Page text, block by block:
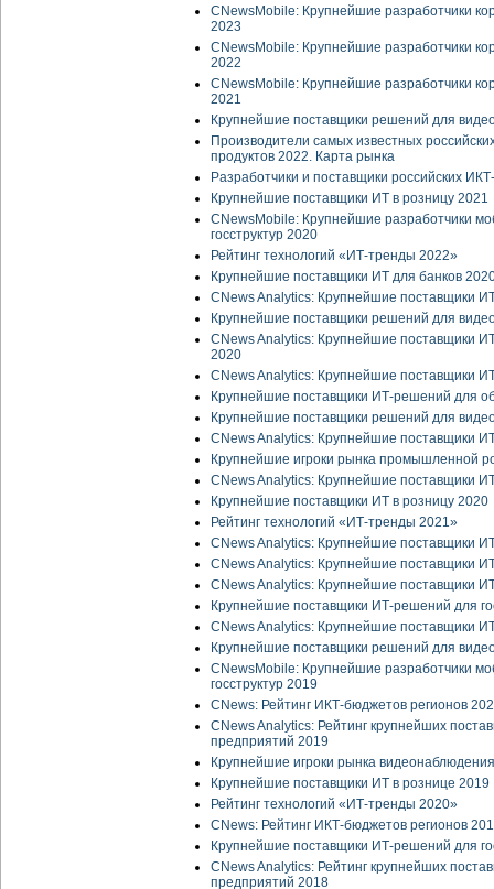
CNewsMobile: Крупнейшие разработчики
2023
CNewsMobile: Крупнейшие разработчики
2022
CNewsMobile: Крупнейшие разработчики
2021
Крупнейшие поставщики решений для
Производители самых известных
продуктов 2022. Карта рынка
Разработчики и поставщики российских
Крупнейшие поставщики ИТ в розницу 2021
CNewsMobile: Крупнейшие разработчики
госструктур 2020
Рейтинг технологий «ИТ-тренды 2022»
Крупнейшие поставщики ИТ для банков
CNews Analytics: Крупнейшие поставщики
Крупнейшие поставщики решений для
CNews Analytics: Крупнейшие поставщики
2020
CNews Analytics: Крупнейшие поставщики
Крупнейшие поставщики ИТ-решений для
Крупнейшие поставщики решений для
CNews Analytics: Крупнейшие поставщики
Крупнейшие игроки рынка промышленной
CNews Analytics: Крупнейшие поставщики
Крупнейшие поставщики ИТ в розницу 2020
Рейтинг технологий «ИТ-тренды 2021»
CNews Analytics: Крупнейшие поставщики
CNews Analytics: Крупнейшие поставщики
CNews Analytics: Крупнейшие поставщики
Крупнейшие поставщики ИТ-решений для
CNews Analytics: Крупнейшие поставщики
Крупнейшие поставщики решений для
CNewsMobile: Крупнейшие разработчики
госструктур 2019
CNews: Рейтинг ИКТ-бюджетов регионов
CNews Analytics: Рейтинг крупнейших
предприятий 2019
Крупнейшие игроки рынка
Крупнейшие поставщики ИТ в рознице 2019
Рейтинг технологий «ИТ-тренды 2020»
CNews: Рейтинг ИКТ-бюджетов регионов
Крупнейшие поставщики ИТ-решений для
CNews Analytics: Рейтинг крупнейших
предприятий 2018